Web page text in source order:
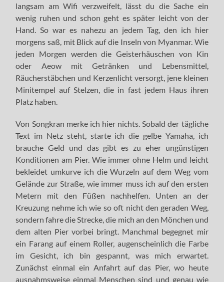
langsam am Wifi verzweifelt, lässt du die Sache ein
wenig ruhen und schon geht es später leicht von der
Hand. So war es nahezu an jedem Tag, den ich hier
morgens saß, mit Blick auf die Inseln von Myanmar. Wie
jeden Morgen werden die Geisterhäuschen von Kin
oder Aeow mit Getränken und Lebensmittel,
Räucherstäbchen und Kerzenlicht versorgt, jene kleinen
Minitempel auf Stelzen, die in fast jedem Haus ihren
Platz haben.
Von Songkran merke ich hier nichts. Sobald der tägliche
Text im Netz steht, starte ich die gelbe Yamaha, ich
brauche Geld und das gibt es zu eher ungünstigen
Konditionen am Pier. Wie immer ohne Helm und leicht
bekleidet umkurve ich die Wurzeln auf dem Weg vom
Gelände zur Straße, wie immer muss ich auf den ersten
Metern mit den Füßen nachhelfen. Unten an der
Kreuzung nehme ich wie so oft nicht den geraden Weg,
sondern fahre die Strecke, die mich an den Mönchen und
dem alten Pier vorbei bringt. Manchmal begegnet mir
ein Farang auf einem Roller, augenscheinlich die Farbe
im Gesicht, ich bin gespannt, was mich erwartet.
Zunächst einmal ein Anfahrt auf das Pier, wo heute
ausnahmsweise einmal Menschen sind und genau wie